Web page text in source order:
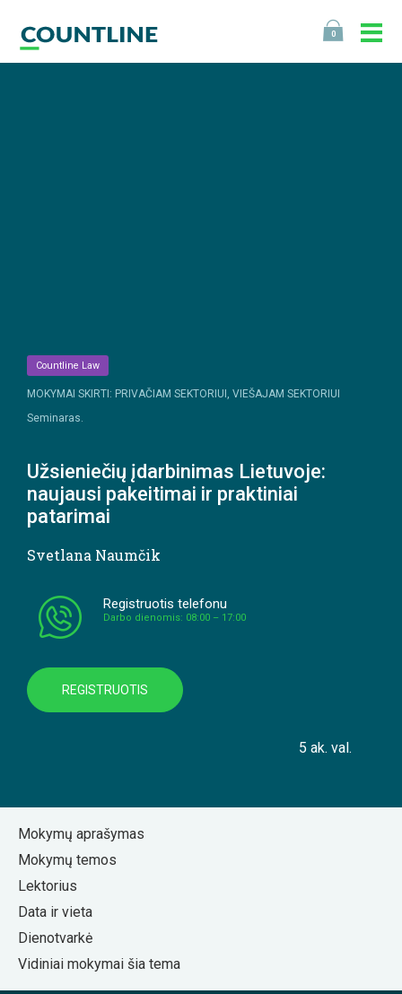
0
Countline Law
MOKYMAI SKIRTI: PRIVAČIAM SEKTORIUI, VIEŠAJAM SEKTORIUI
Seminaras.
Užsieniečių įdarbinimas Lietuvoje:
naujausi pakeitimai ir praktiniai
patarimai
Svetlana Naumčik
Registruotis telefonu
Darbo dienomis: 08:00 – 17:00
REGISTRUOTIS
5 ak. val.
Mokymų aprašymas
Mokymų temos
Lektorius
Data ir vieta
Dienotvarkė
Vidiniai mokymai šia tema